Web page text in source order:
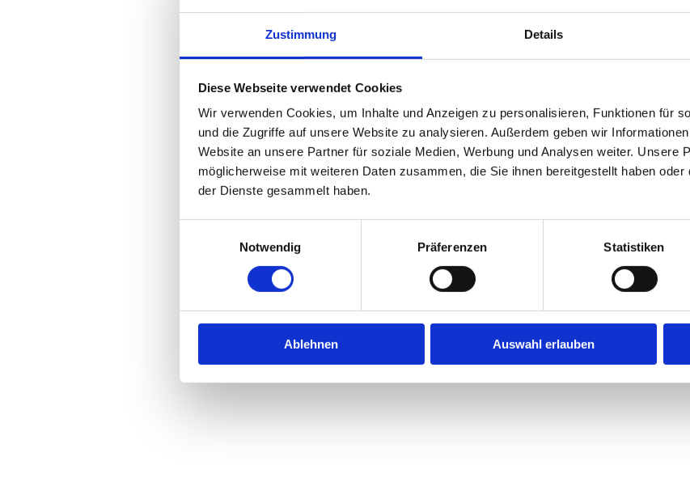
Zustimmung Details
Diese Webseite verwendet Cookies
Wir verwenden Cookies, um Inhalte und Anzeigen zu personalisieren, Funktionen für
und die Zugriffe auf unsere Website zu analysieren. Außerdem geben wir
Website an unsere Partner für soziale Medien, Werbung und Analysen weiter. Unsere
möglicherweise mit weiteren Daten zusammen, die Sie ihnen bereitgestellt haben
der Dienste gesammelt haben.
Notwendig
Präferenzen Statistiken
Ablehnen Auswahl erlauben